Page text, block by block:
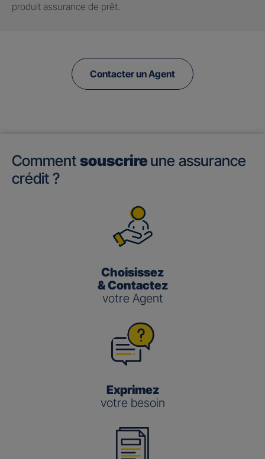
produit assurance de prêt.
Contacter un Agent
Comment souscrireune assurance
crédit ?
Choisissez
& Contactez
votre Agent
Exprimez
votre besoin